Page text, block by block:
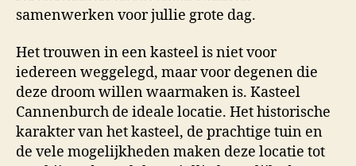
samenwerken voor jullie grote dag.
Het trouwen in een kasteel is niet voor
iedereen weggelegd, maar voor degenen die
deze droom willen waarmaken is. Kasteel
Cannenburch de ideale locatie. Het historische
karakter van het kasteel, de prachtige tuin en
de vele mogelijkheden maken deze locatie tot